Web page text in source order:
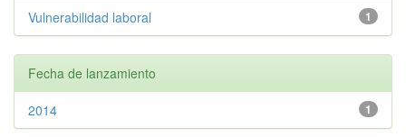
1
Vulnerabilidad laboral
Fecha de lanzamiento
1
2014